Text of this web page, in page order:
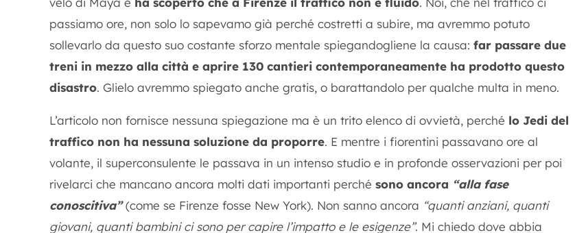
passiamo ore, non solo lo sapevamo già perché costretti a subire, ma avremmo potuto
sollevarlo da questo suo costante sforzo mentale spiegandogliene la causa: far passare due
treni in mezzo alla città e aprire 130 cantieri contemporaneamente ha prodotto questo
disastro. Glielo avremmo spiegato anche gratis, o barattandolo per qualche multa in meno.
L’articolo non fornisce nessuna spiegazione ma è un trito elenco di ovvietà, perché lo Jedi del
traffico non ha nessuna soluzione da proporre. E mentre i fiorentini passavano ore al
volante, il superconsulente le passava in un intenso studio e in profonde osservazioni per poi
rivelarci che mancano ancora molti dati importanti perché sono ancora “alla fase
conoscitiva”(come se Firenze fosse New York). Non sanno ancora “quanti anziani, quanti
giovani, quanti bambini ci sono per capire l’impatto e le esigenze”. Mi chiedo dove abbia